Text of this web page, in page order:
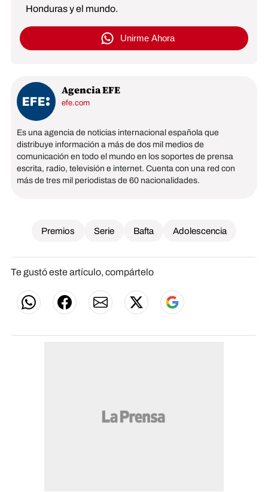
Honduras y el mundo.
Unirme Ahora
Agencia EFE
efe.com
Es una agencia de noticias internacional española que
distribuye información a más de dos mil medios de
comunicación en todo el mundo en los soportes de prensa
escrita, radio, televisión e internet. Cuenta con una red con
más de tres mil periodistas de 60 nacionalidades.
Premios Serie Bafta Adolescencia
Te gustó este artículo, compártelo